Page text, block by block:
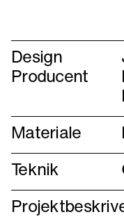
Design
Producent
Materiale
Teknik